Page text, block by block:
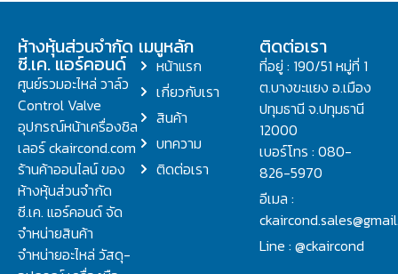
ห้างหุ้นส่วนจำกัด
ซี.เค. แอร์คอนด์
ศูนย์รวมอะไหล่ วาล์ว
Control Valve
อุปกรณ์หน้าเครื่องชิล
เลอร์ ckaircond.com
ร้านค้าออนไลน์ ของ
ห้างหุ้นส่วนจำกัด
ซี.เค. แอร์คอนด์ จัด
จำหน่ายสินค้า
จำหน่ายอะไหล่ วัสดุ-
เมนูหลัก
หน้าแรก
เกี่ยวกับเรา
สินค้า
บทความ
ติดต่อเรา
ติดต่อเรา
ที่อยู่ : 190/51 หมู่ที่ 1
ต.บางขะแยง อ.เมือง
ปทุมธานี จ.ปทุมธานี
12000
เบอร์โทร : 080-
826-5970
อีเมล :
Line : @ckaircond